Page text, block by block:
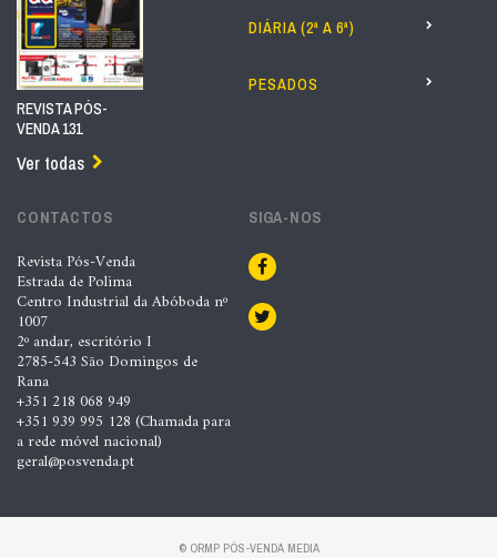
REVISTA PÓS-
VENDA 131
Ver todas
DIÁRIA (2ª A 6ª)
PESADOS
CONTACTOS
Revista Pós-Venda
Estrada de Polima
Centro Industrial da Abóboda nº
1007
2º andar, escritório I
2785-543 São Domingos de
Rana
+351 218 068 949
+351 939 995 128 (Chamada para
a rede móvel nacional)
geral@posvenda.pt
SIGA-NOS
© ORMP PÓS-VENDA MEDIA